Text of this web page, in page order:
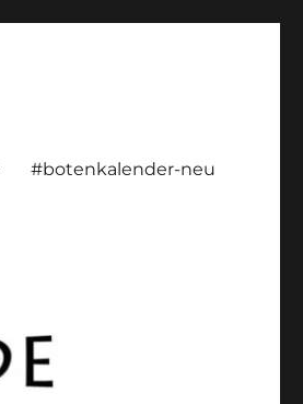
#botenkalender-neu